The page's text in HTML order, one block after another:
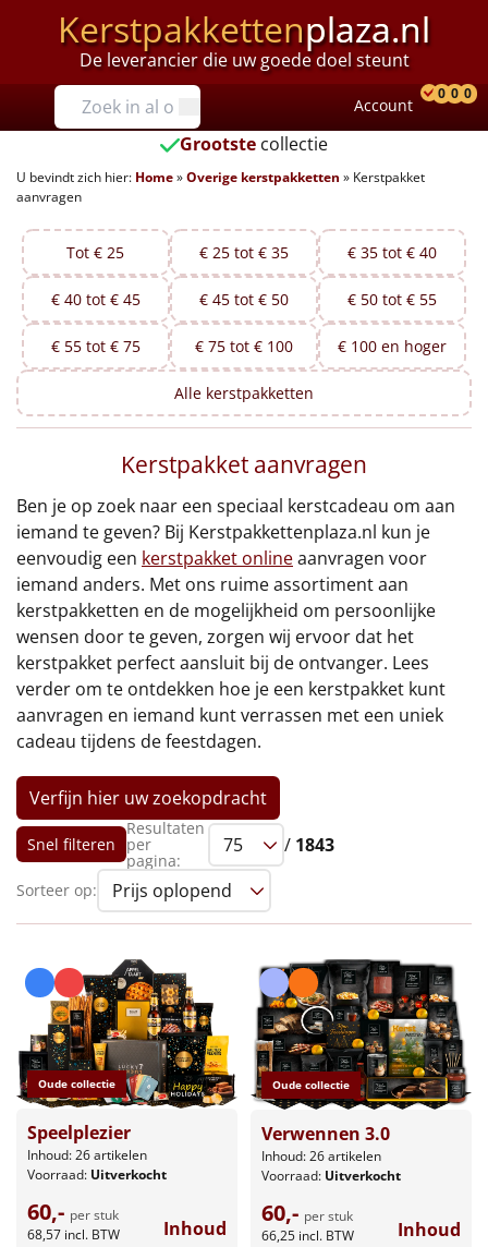
Kerstpakkettenplaza.nl
De leverancier die uw goede doel steunt
Prijzen
Tot €25
€25 tot €35
€35 tot €40
€40 tot €45
€45 tot €50
€50 tot €55
€75 tot €100
€100 en hoger
Alle kerstpakketten 2026
Thema
Origineel
Rituals
Luxe
Mannen
Vrouwen
Leuke
Goedkope
Uniek
Alle thema's
Artikel
Account
0 0 0
Grootste collectie
U bevindt zich hier: Home»Overige kerstpakketten » Kerstpakket
aanvragen
Tot € 25 € 25 tot € 35 € 35 tot € 40
€ 40 tot € 45 € 45 tot € 50 € 50 tot € 55
€ 55 tot € 75 € 75 tot € 100 € 100 en hoger
Alle kerstpakketten
Kerstpakket aanvragen
Ben je op zoek naar een speciaal kerstcadeau om aan
iemand te geven? Bij Kerstpakkettenplaza.nl kun je
eenvoudig een kerstpakket onlineaanvragen voor
iemand anders. Met ons ruime assortiment aan
kerstpakketten en de mogelijkheid om persoonlijke
wensen door te geven, zorgen wij ervoor dat het
kerstpakket perfect aansluit bij de ontvanger. Lees
verder om te ontdekken hoe je een kerstpakket kunt
aanvragen en iemand kunt verrassen met een uniek
cadeau tijdens de feestdagen.
Verfijn hier uw zoekopdracht
Snel filteren
Resultaten
per
pagina:
/ 1843
Sorteer op:
Oude collectie
Speelplezier
Inhoud: 26 artikelen
Voorraad: Uitverkocht
60,- per stuk
68,57 incl. BTW Inhoud
Oude collectie
Verwennen 3.0
Inhoud: 26 artikelen
Voorraad: Uitverkocht
60,- per stuk
66,25 incl. BTW Inhoud